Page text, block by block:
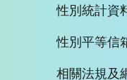
性別統計資
性別平等信
相關法規及